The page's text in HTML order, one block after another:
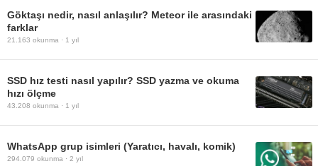
Göktaşı nedir, nasıl anlaşılır? Meteor ile arasındaki
farklar
21.163 okunma · 1 yıl
SSD hız testi nasıl yapılır? SSD yazma ve okuma
hızı ölçme
43.208 okunma · 1 yıl
WhatsApp grup isimleri (Yaratıcı, havalı, komik)
294.079 okunma · 2 yıl